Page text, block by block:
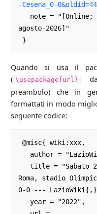
-Cesena_0-
agosto-2026]"
Quando si usa il
( \usepackage{url}
preambolo) che in
formattati in modo
seguente codice:
Roma, stadio
0-0 ---